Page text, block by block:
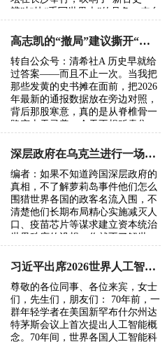
辨”加快“重写世界史”的号角。来自
在反思百年“…
高志凯的“撤局”建议撕开“以夷灭华”的百年剧本
转自公众号：清希社A 历史早就给
过答案——而且不止一次。当我把
那些发黄的史书摊在面前，把2026
年最新的通报数据放在旁边对照，
背后那股寒意，真的是从脊椎骨一
路窜上天灵盖。今天不想贩卖焦
算清楚。因为…
深层政府在乌克兰进行一场“地狱级大实验”，骗了全世界
编者：如果不知道跨国深层政府的
真相，不了解萝莉岛事件他们怎么
围猎世界各国的政客名流入围，不
清楚他们长期布局精心实施减灭人
口、疫苗芯片等谋求建立资本统治
世界秩序的设想，你就不了解世
眼联盟国家…
习近平出席2026世界人工智能大会呼吁携手构建公正合理的全球人工智能治理体系
尊敬的各位同事、各位来宾，女士
们，先生们，朋友们： 70年前，一
群年轻学者在美国新罕布什尔州达
特茅斯会议上首次提出人工智能概
念。70年间，世界各国人工智能科